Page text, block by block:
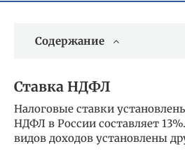
Содержание
Ставка НДФЛ
Налоговые ставки
НДФЛ в России составляет
видов доходов установлены